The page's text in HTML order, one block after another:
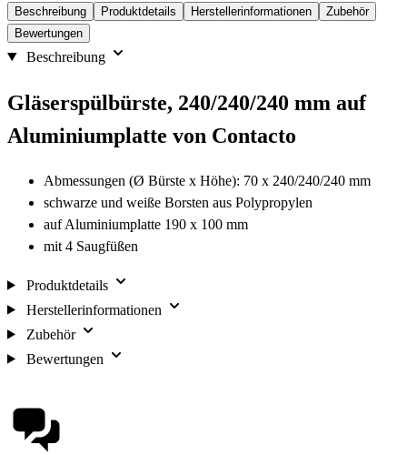
Beschreibung Produktdetails Herstellerinformationen
Zubehör
Bewertungen
Beschreibung
Gläserspülbürste, 240/240/240 mm auf
Aluminiumplatte von Contacto
Abmessungen (Ø Bürste x Höhe): 70 x 240/240/240 mm
schwarze und weiße Borsten aus Polypropylen
auf Aluminiumplatte 190 x 100 mm
mit 4 Saugfüßen
Produktdetails
Herstellerinformationen
Zubehör
Bewertungen